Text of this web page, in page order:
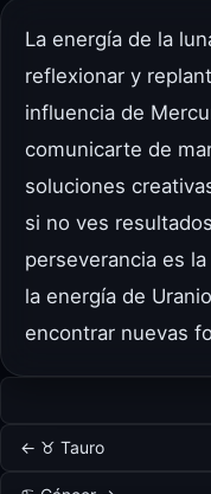
La energía de la
reflexionar y
influencia de
comunicarte de
soluciones
si no ves
perseverancia es
la energía de
encontrar nuevas
← ♉ Tauro